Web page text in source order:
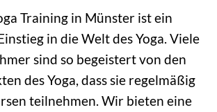
Training in Münster ist ein
in die Welt des Yoga. Viele
sind so begeistert von den
des Yoga, dass sie regelmäßig
teilnehmen. Wir bieten eine